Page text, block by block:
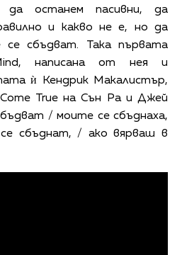
да останем пасивни, да
и какво не е, но да
се сбъдват. Така първата
написана от нея и
ѝ Кендрик Макалистър,
True на Сън Ра и Джей
/ моите се сбъднаха,
сбъднат, / ако вярваш в